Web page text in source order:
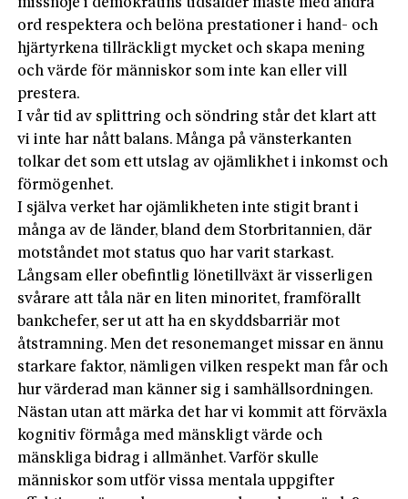
missnöje i demokratins tidsålder måste med andra
ord respektera och belöna prestationer i hand- och
hjärtyrkena tillräckligt mycket och skapa mening
och värde för människor som inte kan eller vill
prestera.
I vår tid av splittring och söndring står det klart att
vi inte har nått balans. Många på vänsterkanten
tolkar det som ett utslag av ojämlikhet i inkomst och
förmögenhet.
I själva verket har ojämlikheten inte stigit brant i
många av de länder, bland dem Storbritannien, där
motståndet mot status quo har varit starkast.
Långsam eller obefintlig lönetillväxt är visserligen
svårare att tåla när en liten minoritet, framförallt
bankchefer, ser ut att ha en skyddsbarriär mot
åtstramning. Men det resonemanget missar en ännu
starkare faktor, nämligen vilken respekt man får och
hur värderad man känner sig i samhällsordningen.
Nästan utan att märka det har vi kommit att förväxla
kognitiv förmåga med mänskligt värde och
mänskliga bidrag i allmänhet. Varför skulle
människor som utför vissa mentala uppgifter